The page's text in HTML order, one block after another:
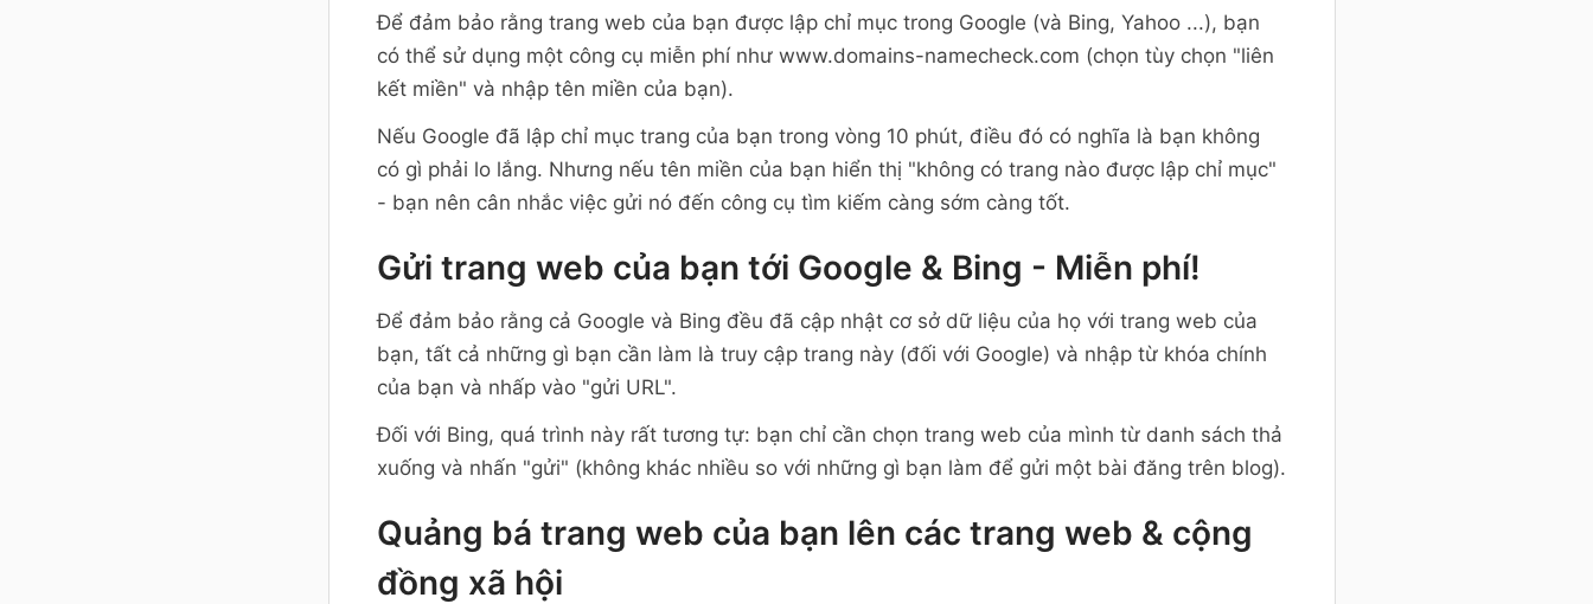
Để đảm bảo rằng trang web của bạn được lập chỉ mục trong Google (và Bing, Yahoo ...), bạn
có thể sử dụng một công cụ miễn phí như www.domains-namecheck.com (chọn tùy chọn "liên
kết miền" và nhập tên miền của bạn).
Nếu Google đã lập chỉ mục trang của bạn trong vòng 10 phút, điều đó có nghĩa là bạn không
có gì phải lo lắng. Nhưng nếu tên miền của bạn hiển thị "không có trang nào được lập chỉ mục"
- bạn nên cân nhắc việc gửi nó đến công cụ tìm kiếm càng sớm càng tốt.
Gửi trang web của bạn tới Google & Bing - Miễn phí!
Để đảm bảo rằng cả Google và Bing đều đã cập nhật cơ sở dữ liệu của họ với trang web của
bạn, tất cả những gì bạn cần làm là truy cập trang này (đối với Google) và nhập từ khóa chính
của bạn và nhấp vào "gửi URL".
Đối với Bing, quá trình này rất tương tự: bạn chỉ cần chọn trang web của mình từ danh sách thả
xuống và nhấn "gửi" (không khác nhiều so với những gì bạn làm để gửi một bài đăng trên blog).
Quảng bá trang web của bạn lên các trang web & cộng
đồng xã hội